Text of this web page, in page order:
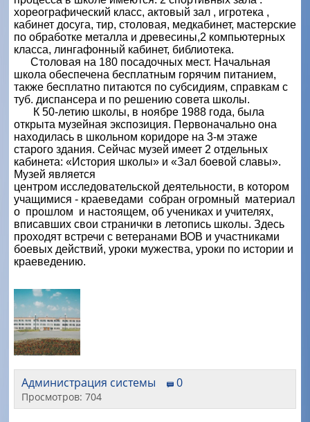
хореографический класс, актовый зал , игротека ,
кабинет досуга, тир, столовая, медкабинет, мастерские
по обработке металла и древесины,2 компьютерных
класса, лингафонный кабинет, библиотека.
Столовая на 180 посадочных мест. Начальная
школа обеспечена бесплатным горячим питанием,
также бесплатно питаются по субсидиям, справкам с
туб. диспансера и по решению совета школы.
К 50-летию школы, в ноябре 1988 года, была
открыта музейная экспозиция. Первоначально она
находилась в школьном коридоре на 3-м этаже
старого здания. Сейчас музей имеет 2 отдельных
кабинета: «История школы» и «Зал боевой славы».
Музей является
центром исследовательской деятельности, в котором
учащимися - краеведами собран огромный материал
о прошлом и настоящем, об учениках и учителях,
вписавших свои странички в летопись школы. Здесь
проходят встречи с ветеранами ВОВ и участниками
боевых действий, уроки мужества, уроки по истории и
краеведению.
Администрация системы 0
Просмотров: 704